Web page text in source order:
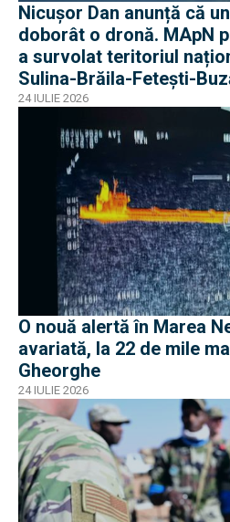
Nicușor Dan anunță că
doborât o dronă. MApN
a survolat teritoriul
Sulina-Brăila-Fetești-
24 IULIE 2026
O nouă alertă în Marea
avariată, la 22 de mile
Gheorghe
24 IULIE 2026